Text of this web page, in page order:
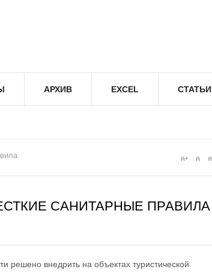
АРХИВ EXCEL СТАТЬИ
САНИТАРНЫЕ ПРАВИЛА
решено внедрить на объектах туристической